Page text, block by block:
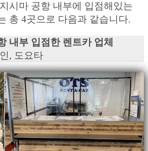
시마 공항 내부에 입점해있는
총 4곳으로 다음과 같습니다.
내부 입점한 렌트카 업체
, 도요타